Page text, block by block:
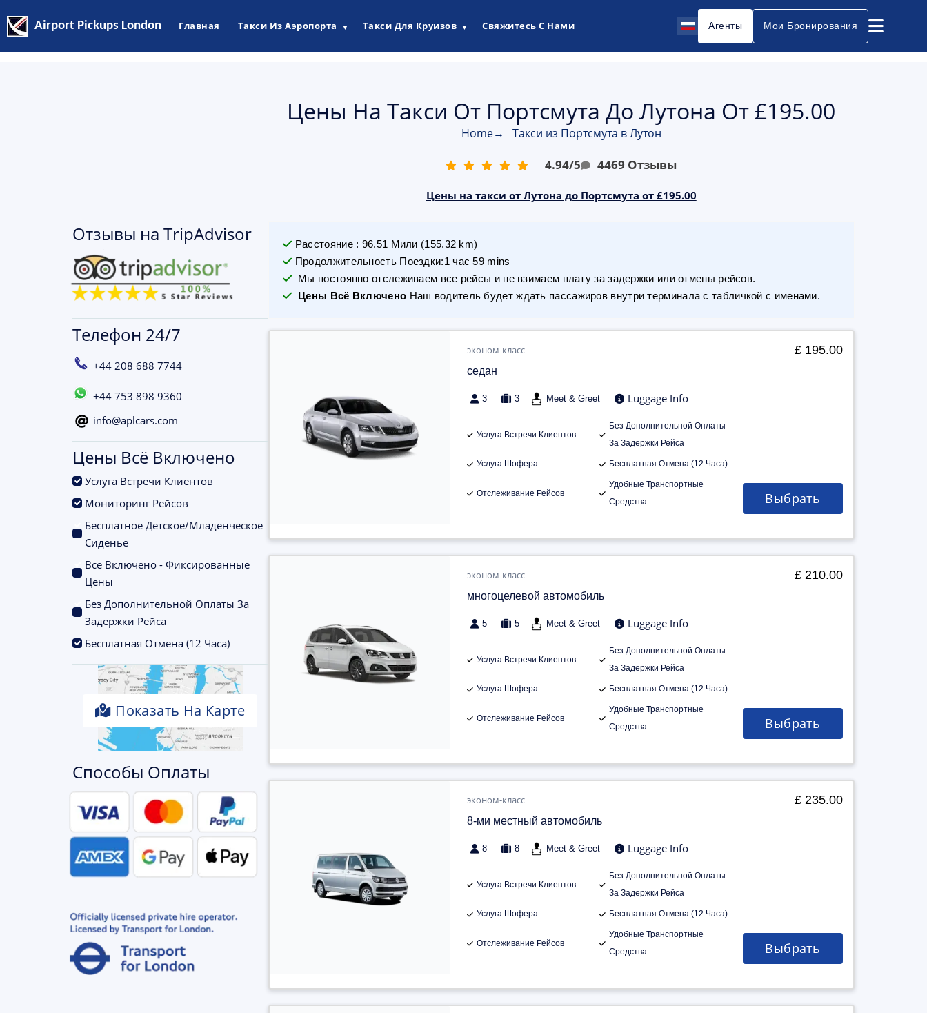
Airport Pickups London Главная Такси Из Аэропорта ▼ Такси Для Круизов ▼ Свяжитесь С Нами Агенты Мои Бронирования
Отзывы на TripAdvisor
Телефон 24/7
+44 208 688 7744
+44 753 898 9360
info@aplcars.com
Цены Всё Включено
Услуга Встречи Клиентов
Мониторинг Рейсов
Бесплатное Детское/Младенческое
Сиденье
Всё Включено - Фиксированные
Цены
Без Дополнительной Оплаты За
Задержки Рейса
Бесплатная Отмена (12 Часа)
Показать На Карте
Способы Оплаты
Цены На Такси От Портсмута До Лутона От £195.00
Home→ Такси из Портсмута в Лутон
4.94/5 4469 Отзывы
Цены на такси от Лутона до Портсмута от £195.00
Расстояние: 96.51 Мили (155.32 km)
Продолжительность Поездки:1 час 59 mins
Мы постоянно отслеживаем все рейсы и не взимаем плату за задержки или отмены рейсов.
Цены Всё Включено Наш водитель будет ждать пассажиров внутри терминала с табличкой с именами.
эконом-класс
седан
3 3 Meet & Greet Luggage Info
Услуга Встречи Клиентов
Без Дополнительной Оплаты
За Задержки Рейса
Услуга Шофера Бесплатная Отмена (12 Часа)
Отслеживание Рейсов
Удобные Транспортные
Средства
£ 195.00
Выбрать
эконом-класс
многоцелевой автомобиль
5 5 Meet & Greet Luggage Info
Услуга Встречи Клиентов
Без Дополнительной Оплаты
За Задержки Рейса
Услуга Шофера Бесплатная Отмена (12 Часа)
Отслеживание Рейсов
Удобные Транспортные
Средства
£ 210.00
Выбрать
эконом-класс
8-ми местный автомобиль
8 8 Meet & Greet Luggage Info
Услуга Встречи Клиентов
Без Дополнительной Оплаты
За Задержки Рейса
Услуга Шофера Бесплатная Отмена (12 Часа)
Отслеживание Рейсов
Удобные Транспортные
Средства
£ 235.00
Выбрать